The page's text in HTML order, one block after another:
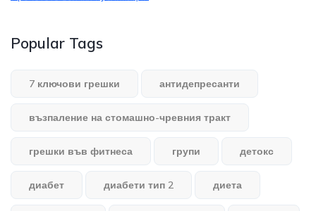
Popular Tags
7 ключови грешки антидепресанти
възпаление на стомашно-чревния тракт
грешки във фитнеса групи детокс
диабет диабети тип 2 диета